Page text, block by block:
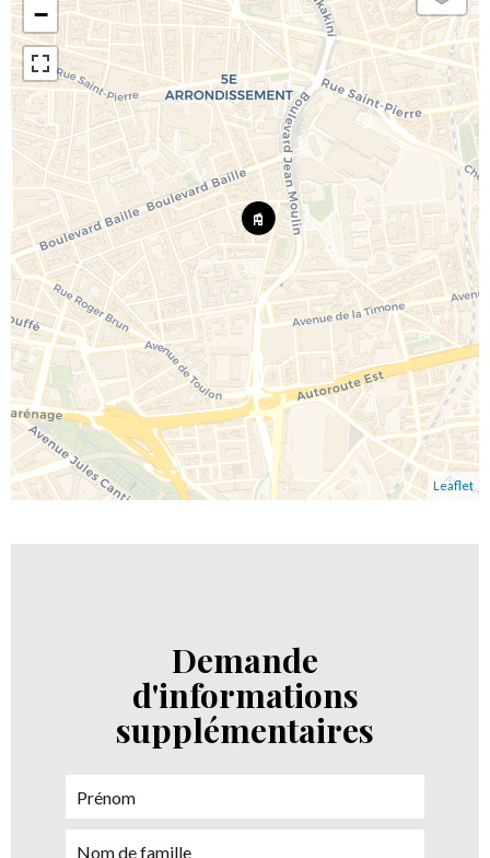
−
Leaflet
Demande
d'informations
supplémentaires